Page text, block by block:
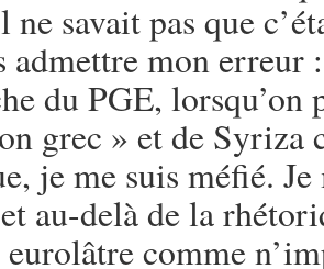
ne savait pas que
admettre mon erreur
du PGE,
grec » et de Syriza
je me suis méfié.
au-delà de la
comme